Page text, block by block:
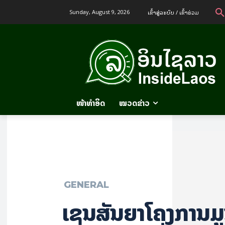
Sunday, August 9, 2026 ເຂົ້າ​ສູ່​ລະ​ບົບ / ເຂົ້າ​ຮ່ວມ
ໜ້າທຳອິດ ໝວດຂ່າວ
GENERAL
ເຊັນສັນຍາໂຄງກາ